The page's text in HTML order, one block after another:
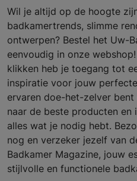
Wil je altijd op de hoogte
badkamertrends, slimme
ontwerpen? Bestel het Uw-
eenvoudig in onze
klikken heb je toegang tot
inspiratie voor jouw
ervaren doe-het-zelver
naar de beste producten en
alles wat je nodig hebt.
nog en verzeker jezelf van
Badkamer Magazine, jouw
stijlvolle en functionele